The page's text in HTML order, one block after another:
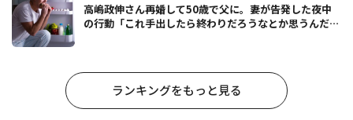
高嶋政伸さん再婚して50歳で父に。妻が告発した夜中
の行動「これ手出したら終わりだろうなとか思うんだけ
ランキングをもっと見る